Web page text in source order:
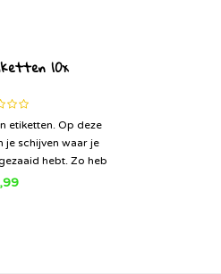
10x
etiketten. Op deze
je schijven waar je
hebt. Zo heb
in de moestuin en